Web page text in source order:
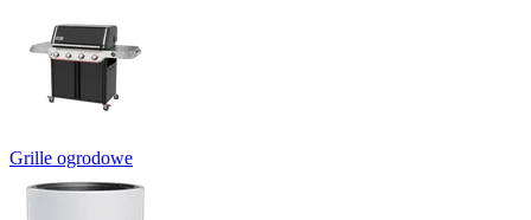
Grille ogrodowe